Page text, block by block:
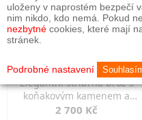
Elegantní stříbrná brož s
koňakovým kamenem a
markazity
2 700 Kč
uloženy v naprostém bezpečí
nim nikdo, kdo nemá. Pokud
nezbytné cookies, které mají
stránek.
Podrobné nastavení